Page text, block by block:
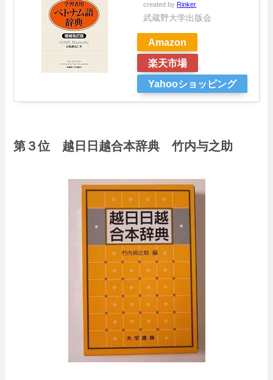
created byRinker
武蔵野大学出版会
Amazon
楽天市場
Yahooショッピング
第３位 越日日越合本辞典 竹内与之助